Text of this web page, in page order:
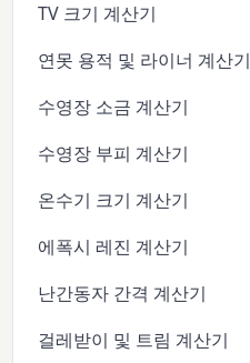
TV 크기 계산기
연못 용적 및 라이너 계산기
수영장 소금 계산기
수영장 부피 계산기
온수기 크기 계산기
에폭시 레진 계산기
난간동자 간격 계산기
걸레받이 및 트림 계산기